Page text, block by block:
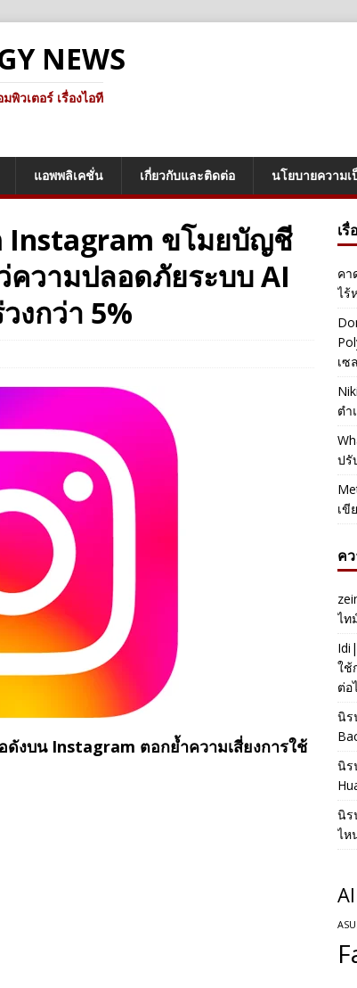
NEWS
พิวเตอร์ เรื่องไอที
แอพพลิเคชั่น เกี่ยวกับและติดต่อ นโยบายความ
Instagram ขโมยบัญชี
วามปลอดภัยระบบ AI
งกว่า 5%
งบน Instagram ตอกย้ำความเสี่ยงการใช้
เ
คา
ไร้
เซ
ตำ
ปรั
เขี
ค
ไท
ใช้
ต่อ
นิร
นิร
นิร
ไห
AI